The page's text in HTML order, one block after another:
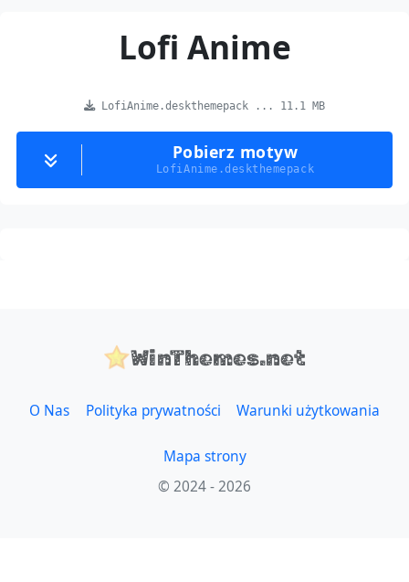
Lofi Anime
LofiAnime.deskthemepack ... 11.1 MB
Pobierz motyw
LofiAnime.deskthemepack
WinThemes.net
O Nas Polityka prywatności Warunki użytkowania
Mapa strony
© 2024 - 2026